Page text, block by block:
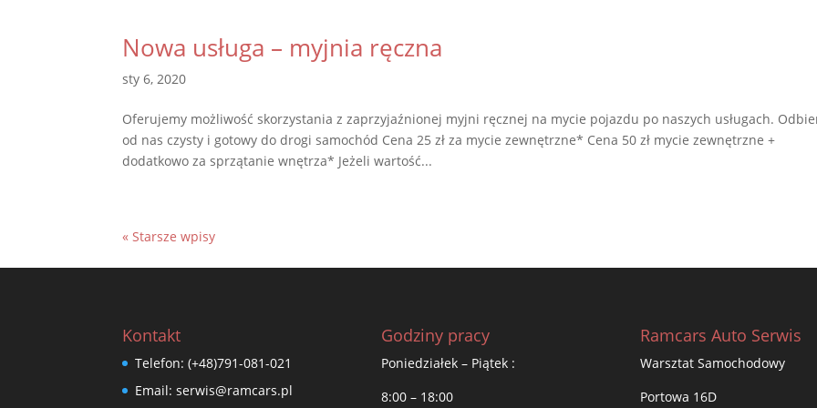
Nowa usługa – myjnia ręczna
sty 6, 2020
Oferujemy możliwość skorzystania z zaprzyjaźnionej myjni ręcznej na mycie pojazdu po naszych usługach.
od nas czysty i gotowy do drogi samochód Cena 25 zł za mycie zewnętrzne* Cena 50 zł mycie zewnętrzne +
dodatkowo za sprzątanie wnętrza* Jeżeli wartość...
« Starsze wpisy
Kontakt
Telefon:(+48)791-081-021
Email:serwis@ramcars.pl
Godziny pracy
Poniedziałek – Piątek :
8:00 – 18:00
Ramcars Auto Serwis
Warsztat Samochodowy
Portowa 16D